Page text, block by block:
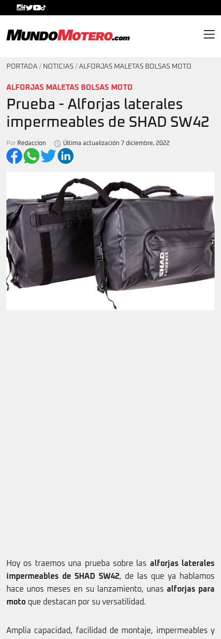
PORTADA / NOTICIAS / ALFORJAS MALETAS BOLSAS MOTO
ALFORJAS MALETAS BOLSAS MOTO
Prueba - Alforjas laterales
impermeables de SHAD SW42
Por Redaccion Última actualización 7 diciembre, 2022
Hoy os traemos una prueba sobre las alforjas laterales
impermeables de SHAD SW42, de las que ya hablamos
hace unos meses en su lanzamiento, unas alforjas para
moto que destacan por su versatilidad.
Amplia capacidad, facilidad de montaje, impermeables y